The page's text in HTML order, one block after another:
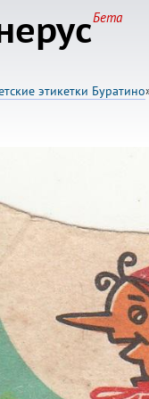
Бета
этикетки Буратино